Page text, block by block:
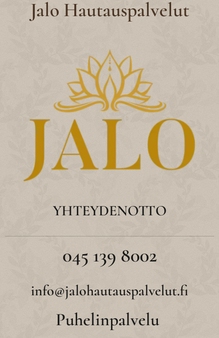
Jalo Hautauspalvelut
YHTEYDENOTTO
045 139 8002
info@jalohautauspalvelut.fi
Puhelinpalvelu